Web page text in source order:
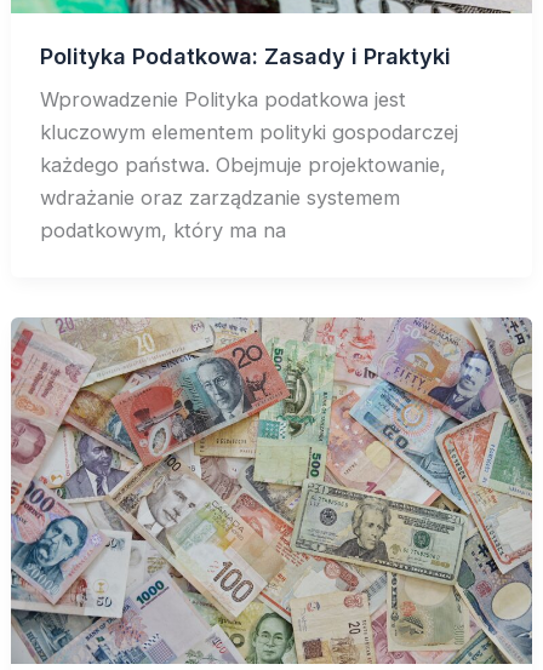
Polityka Podatkowa: Zasady i Praktyki
Wprowadzenie Polityka podatkowa jest
kluczowym elementem polityki gospodarczej
każdego państwa. Obejmuje projektowanie,
wdrażanie oraz zarządzanie systemem
podatkowym, który ma na